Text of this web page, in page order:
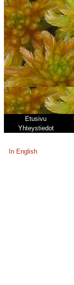
Etusivu
Yhteystiedot
In English